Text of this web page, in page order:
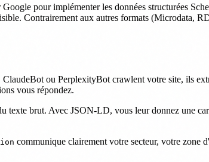
pour implémenter les données structurées
Contrairement aux autres formats (Microdata,
ou PerplexityBot crawlent votre site, ils
vous répondez.
brut. Avec JSON-LD, vous leur donnez une
communique clairement votre secteur, votre zone